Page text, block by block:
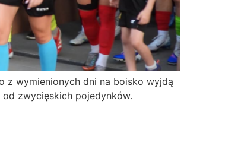
z wymienionych dni na boisko wyjdą
od zwycięskich pojedynków.